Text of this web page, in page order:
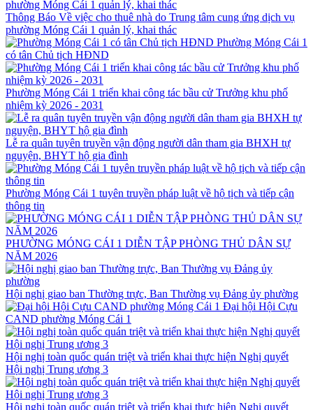
Thông Báo Về việc cho thuê nhà do Trung tâm cung ứng dịch vụ
phường Móng Cái 1 quản lý, khai thác
Phường Móng Cái 1
có tân Chủ tịch HĐND
Phường Móng Cái 1 triển khai công tác bầu cử Trưởng khu phố
nhiệm kỳ 2026 - 2031
Lễ ra quân tuyên truyền vận động người dân tham gia BHXH tự
nguyện, BHYT hộ gia đình
Phường Móng Cái 1 tuyên truyền pháp luật về hộ tịch và tiếp cận
thông tin
PHƯỜNG MÓNG CÁI 1 DIỄN TẬP PHÒNG THỦ DÂN SỰ
NĂM 2026
Hội nghị giao ban Thường trực, Ban Thường vụ Đảng ủy phường
Đại hội Hội Cựu
CAND phường Móng Cái 1
Hội nghị toàn quốc quán triệt và triển khai thực hiện Nghị quyết
Hội nghị Trung ương 3
Hội nghị toàn quốc quán triệt và triển khai thực hiện Nghị quyết